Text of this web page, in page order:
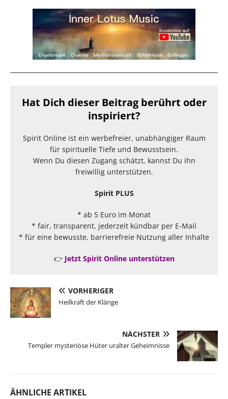
Hat Dich dieser Beitrag berührt oder
inspiriert?
Spirit Online ist ein werbefreier, unabhängiger Raum
für spirituelle Tiefe und Bewusstsein.
Wenn Du diesen Zugang schätzt, kannst Du ihn
freiwillig unterstützen.
Spirit PLUS
* ab 5 Euro im Monat
* fair, transparent, jederzeit kündbar per E-Mail
* für eine bewusste, barrierefreie Nutzung aller Inhalte
👉 Jetzt Spirit Online unterstützen
VORHERIGER
Heilkraft der Klänge
NÄCHSTER
Templer mysteriöse Hüter uralter Geheimnisse
ÄHNLICHE ARTIKEL